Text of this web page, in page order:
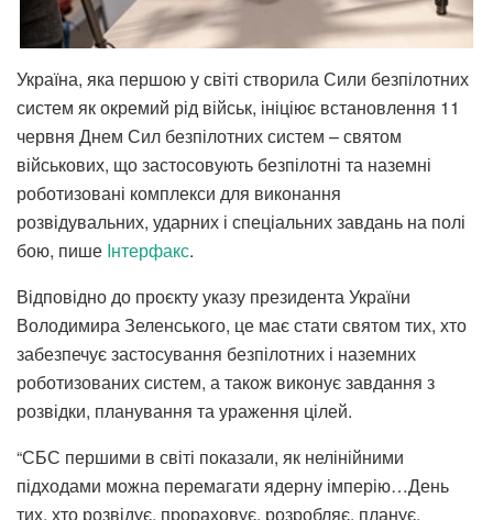
Україна, яка першою у світі створила Сили безпілотних
систем як окремий рід військ, ініціює встановлення 11
червня Днем Сил безпілотних систем – святом
військових, що застосовують безпілотні та наземні
роботизовані комплекси для виконання
розвідувальних, ударних і спеціальних завдань на полі
бою, пише Iнтерфакс.
Відповідно до проєкту указу президента України
Володимира Зеленського, це має стати святом тих, хто
забезпечує застосування безпілотних і наземних
роботизованих систем, а також виконує завдання з
розвідки, планування та ураження цілей.
“СБС першими в світі показали, як нелінійними
підходами можна перемагати ядерну імперію…День
тих, хто розвідує, прораховує, розробляє, планує,